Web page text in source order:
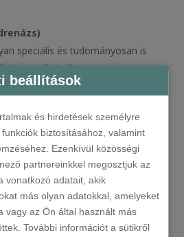
beállítások
és hirdetések személyre
biztosításához, valamint
Ezenkívül közösségi
partnereinkkel megosztjuk az
vonatkozó adatait, akik
más olyan adatokkal, amelyeket
vagy az Ön által használt más
További információt a sütikről
speciális és tudományosan is
amely javítja a
alkalmazása megszünteti
a salakanyagok
a sejtregenerálódáshoz, a
Az erős
a jó nyirokáramlás és a
működése képezi.